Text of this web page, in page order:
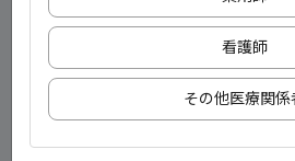
1）ジセレカ 錠電子添文 2023年10月改
目次
看護師
その他医療関係